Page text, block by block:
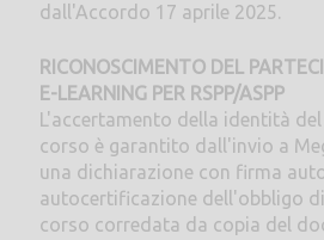
dall'Accordo 17 aprile 2025.
RICONOSCIMENTO DEL
E-LEARNING PER RSPP/ASPP
L'accertamento della identità del
corso è garantito dall'invio a
una dichiarazione con firma
autocertificazione dell'obbligo
corso corredata da copia del